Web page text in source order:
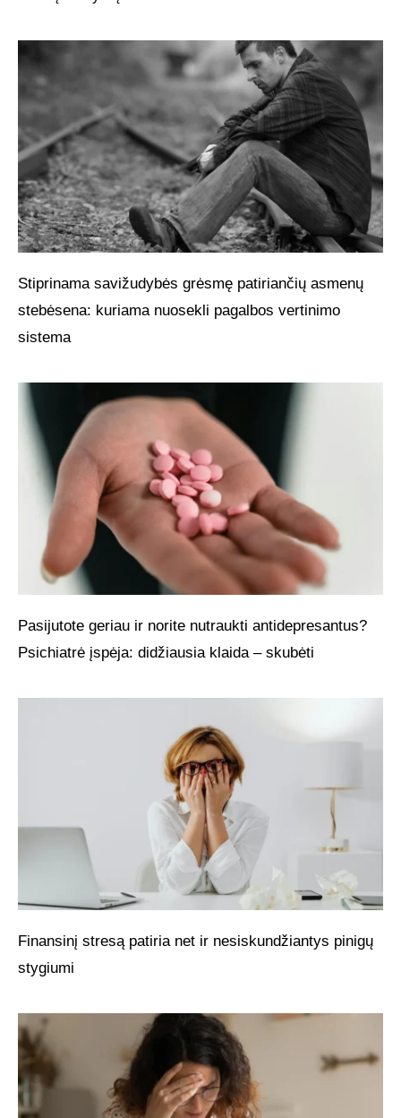
Stiprinama savižudybės grėsmę patiriančių asmenų
stebėsena: kuriama nuosekli pagalbos vertinimo
sistema
Pasijutote geriau ir norite nutraukti antidepresantus?
Psichiatrė įspėja: didžiausia klaida – skubėti
Finansinį stresą patiria net ir nesiskundžiantys pinigų
stygiumi